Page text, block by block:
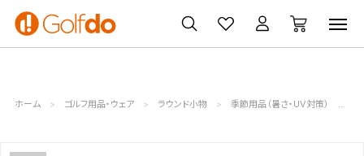
ゴルフ
クラブ
ゴルフ用品
買取
無料査定
クーポン
一覧
ホーム ゴルフ用品・ウェア ラウンド小物 季節用品（暑さ・UV対策）